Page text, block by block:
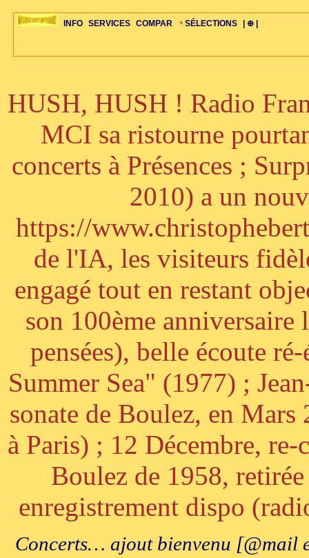
INFO
ÉDITORIAUX ACTUS-CONCERTS HISTOIRE PAYS STYLES-ÉCOLES
SERVICES
MAJ-LISTE ARCH-CONCERTS LIENS RADIOS VIDÉOS PLAN FAQS
COMPAR
SÉLECTION GUIDE-EXPRESS ŒUVRES BIOGRAPHIES PERSPECTIVE
SÉLECTIONS
SÉLECTION COMPOS-INTRO COMPO-INDIV ŒUVRES-INDIV
| ⊕ |
20ÈME PARAL 1001 CD TOP-REC BONUS-ROMANS BONUS-FILMS
CELLO-C
ALTO-C
VIOLON-C
PIANO-CONC GRAND-
HUSH, HUSH ! Radio
MCI sa ristourne
concerts à Présences ;
2010) a un
https://
de l'IA, les visiteurs
engagé tout en restant
son 100ème
pensées), belle écoute
Summer Sea" (1977) ;
sonate de Boulez, en
à Paris) ; 12 Décembre,
Boulez de 1958,
enregistrement dispo
Concerts… ajout bienvenu [@mail